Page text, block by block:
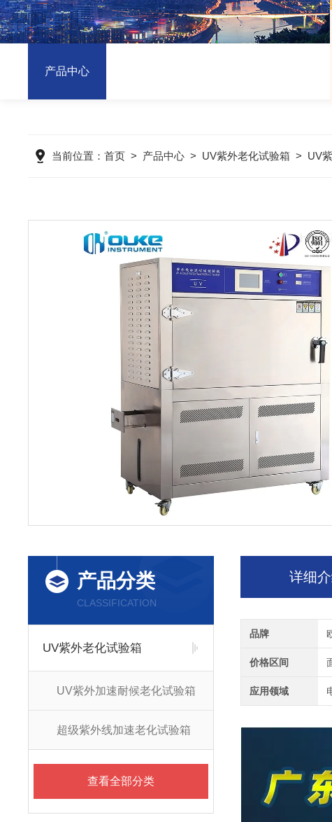
产品中心
当前位置：首页 > 产品中心 > UV紫外老化试验箱 > UV
产品分类
CLASSIFICATION
UV紫外老化试验箱
UV紫外加速耐候老化试验箱
超级紫外线加速老化试验箱
查看全部分类
详细
品牌
价格区间
应用领域